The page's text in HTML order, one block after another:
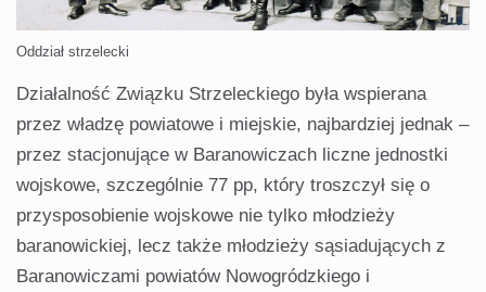
Oddział strzelecki
Działalność Związku Strzeleckiego była wspierana
przez władzę powiatowe i miejskie, najbardziej jednak –
przez stacjonujące w Baranowiczach liczne jednostki
wojskowe, szczególnie 77 pp, który troszczył się o
przysposobienie wojskowe nie tylko młodzieży
baranowickiej, lecz także młodzieży sąsiadujących z
Baranowiczami powiatów Nowogródzkiego i